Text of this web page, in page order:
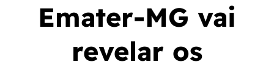
Emater-MG vai
revelar os